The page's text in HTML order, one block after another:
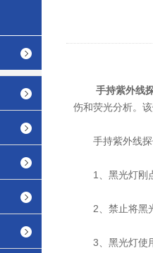
手持紫外线
伤和荧光分析。
手持紫外线探
1、黑光灯刚点
2、禁止将黑光
3、黑光灯使用